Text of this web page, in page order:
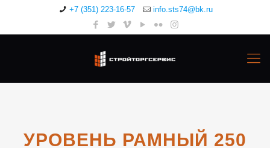
+7 (351) 223-16-57 info.sts74@bk.ru
УРОВЕНЬ РАМНЫЙ 250